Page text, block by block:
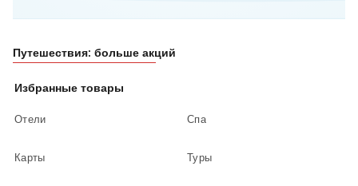
Путешествия: больше акций
Избранные товары
Отели Спа
Карты Туры